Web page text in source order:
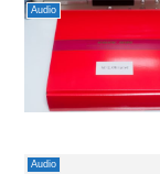
Audio
Audio